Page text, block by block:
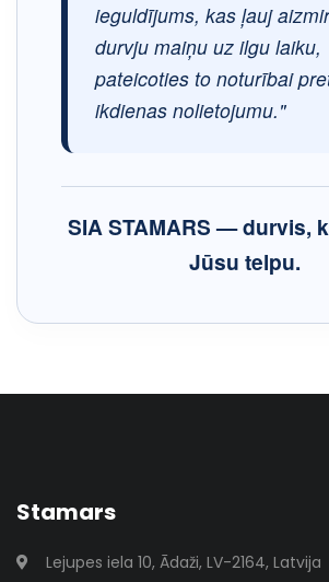
ieguldījums, kas ļauj
durvju maiņu uz ilgu laiku,
pateicoties to noturībai
ikdienas nolietojumu."
SIA STAMARS — durvis,
Jūsu telpu.
Stamars
Lejupes iela 10, Ādaži, LV-2164, Latvija